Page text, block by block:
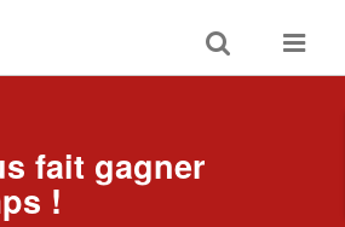
Toggle
search
Toggle
fait gagner
!